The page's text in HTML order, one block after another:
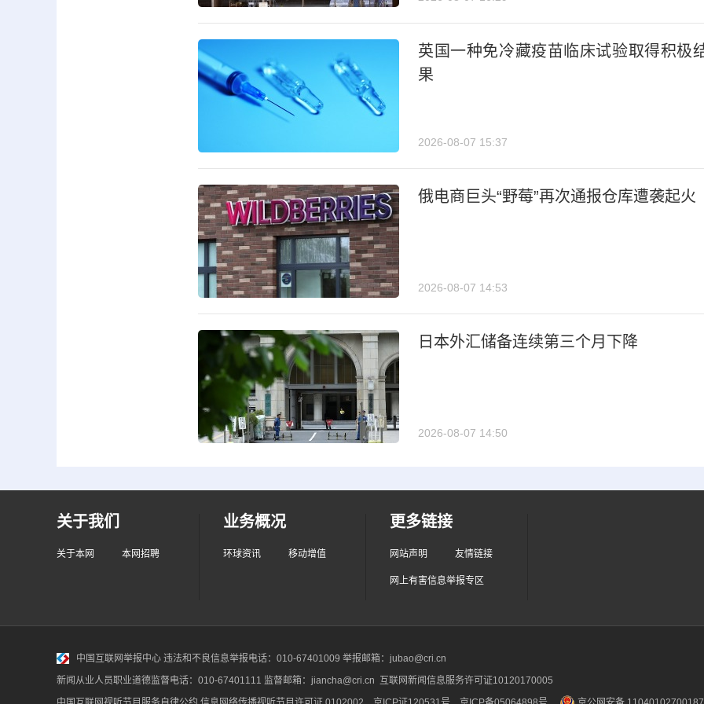
英国一种免冷藏疫苗临床试验取得积极
果
2026-08-07 15:37
俄电商巨头“野莓”再次通报仓库遭袭起火
2026-08-07 14:53
日本外汇储备连续第三个月下降
2026-08-07 14:50
关于我们
关于本网 本网招聘
业务概况
环球资讯 移动增值
更多链接
网站声明 友情链接
网上有害信息举报专区
中国互联网举报中心 违法和不良信息举报电话：010-67401009 举报邮箱：jubao@cri.cn
新闻从业人员职业道德监督电话：010-67401111 监督邮箱：jiancha@cri.cn 互联网新闻信息服务许可证10120170005